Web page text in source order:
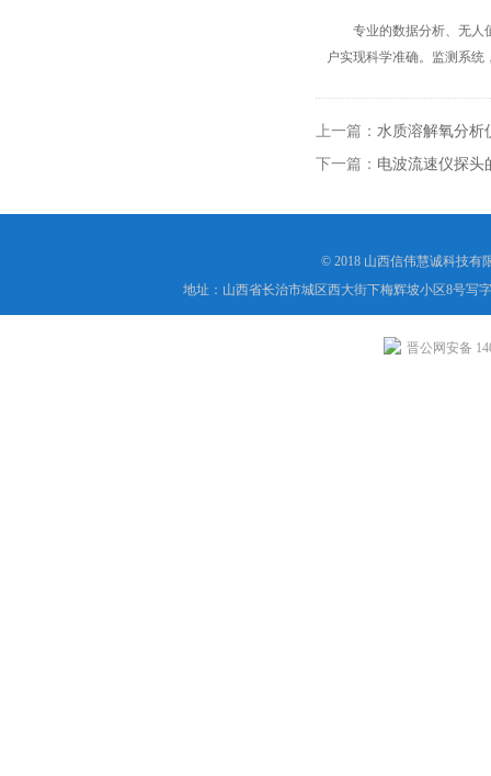
专业的数据分析、无人值
户实现科学准确。监测系
上一篇： 水质溶解氧分析
下一篇： 电波流速仪探头
© 2018 山西信伟慧诚科技有
地址：山西省长治市城区西大街下梅辉坡小区8号写
晋公网安备